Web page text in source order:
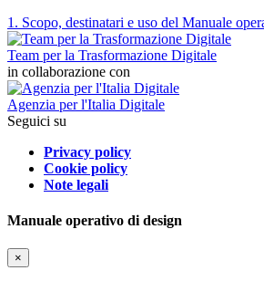
1. Scopo, destinatari e uso del Manuale
Team per la Trasformazione Digitale
in collaborazione con
Agenzia per l'Italia Digitale
Seguici su
Privacy policy
Cookie policy
Note legali
Manuale operativo di design
×